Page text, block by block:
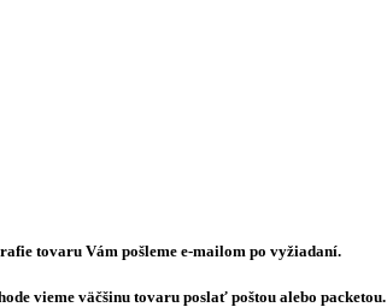
tovaru Vám pošleme e-mailom po vyžiadaní.
vieme väčšinu tovaru poslať poštou alebo packetou.